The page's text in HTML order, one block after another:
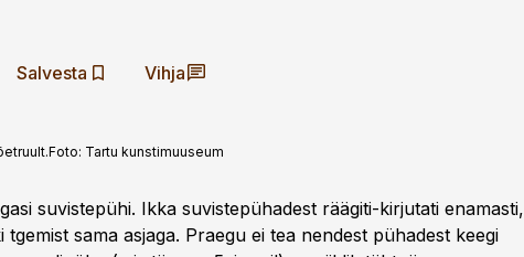
Salvesta Vihja
Foto: Tartu kunstimuuseum
suvistepühi. Ikka suvistepühadest räägiti-kirjutati enamasti,
sama asjaga. Praegu ei tea nendest pühadest keegi